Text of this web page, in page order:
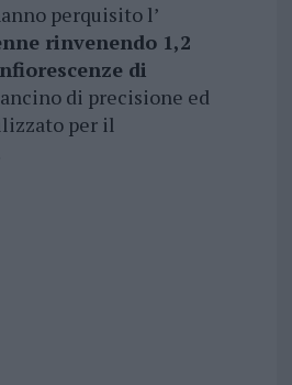
perquisito l’
rinvenendo 1,2
di
di precisione ed
per il